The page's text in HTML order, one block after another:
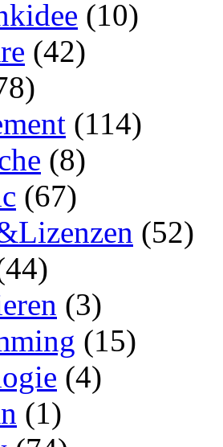
(10)
(42)
(114)
(8)
(67)
(52)
(3)
(15)
(4)
(1)